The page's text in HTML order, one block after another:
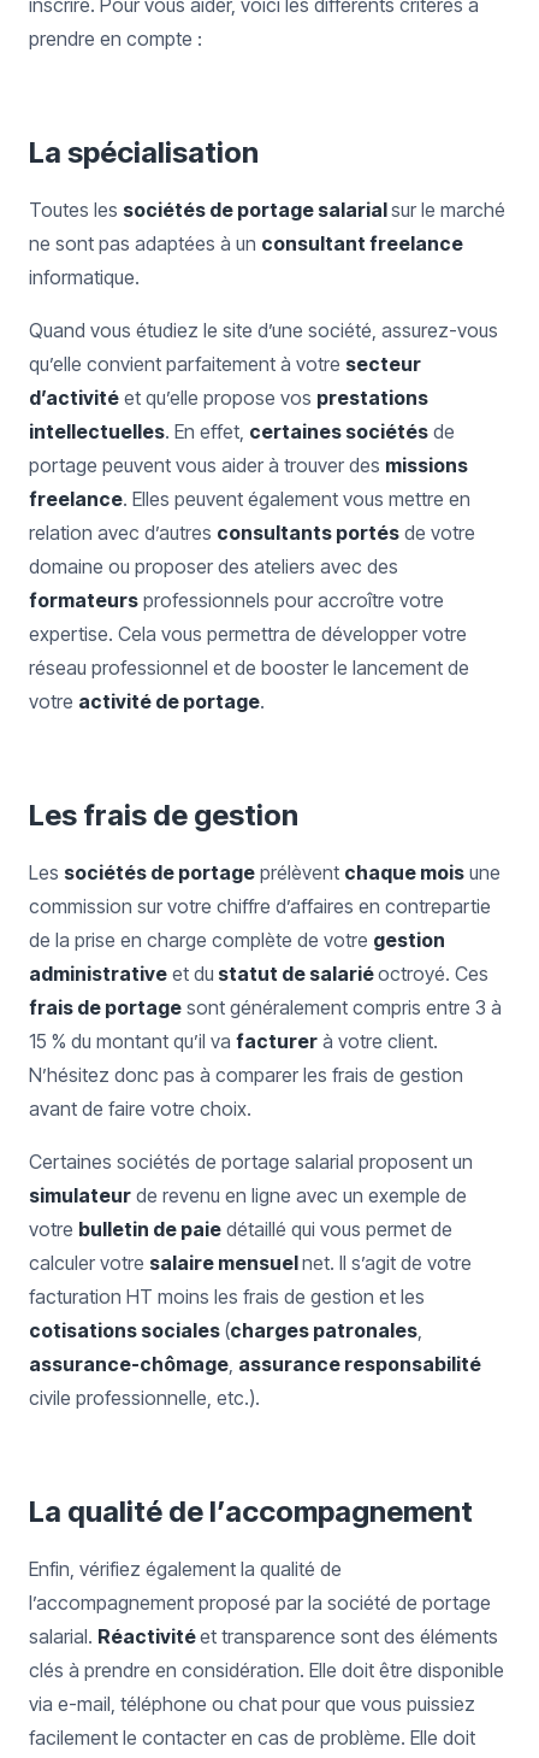
inscrire. Pour vous aider, voici les différents critères à
prendre en compte :
La spécialisation
Toutes les sociétés de portage salarialsur le marché
ne sont pas adaptées à un consultant freelance
informatique.
Quand vous étudiez le site d’une société, assurez-vous
qu’elle convient parfaitement à votre secteur
d’activité et qu’elle propose vos prestations
intellectuelles. En effet, certaines sociétés de
portage peuvent vous aider à trouver des missions
freelance. Elles peuvent également vous mettre en
relation avec d’autres consultants portés de votre
domaine ou proposer des ateliers avec des
formateurs professionnels pour accroître votre
expertise. Cela vous permettra de développer votre
réseau professionnel et de booster le lancement de
votre activité de portage.
Les frais de gestion
Les sociétés de portage prélèvent chaque mois une
commission sur votre chiffre d’affaires en contrepartie
de la prise en charge complète de votre gestion
administrative et du statut de salariéoctroyé. Ces
frais de portage sont généralement compris entre 3 à
15 % du montant qu’il va facturer à votre client.
N’hésitez donc pas à comparer les frais de gestion
avant de faire votre choix.
Certaines sociétés de portage salarial proposent un
simulateur de revenu en ligne avec un exemple de
votre bulletin de paie détaillé qui vous permet de
calculer votre salaire mensuelnet. Il s’agit de votre
facturation HT moins les frais de gestion et les
cotisations sociales (charges patronales,
assurance-chômage, assurance responsabilité
civile professionnelle, etc.).
La qualité de l’accompagnement
Enfin, vérifiez également la qualité de
l’accompagnement proposé par la société de portage
salarial. Réactivitéet transparence sont des éléments
clés à prendre en considération. Elle doit être disponible
via e-mail, téléphone ou chat pour que vous puissiez
facilement le contacter en cas de problème. Elle doit